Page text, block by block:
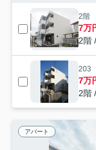
2階
7万
2階
203
7万
2階
アパート